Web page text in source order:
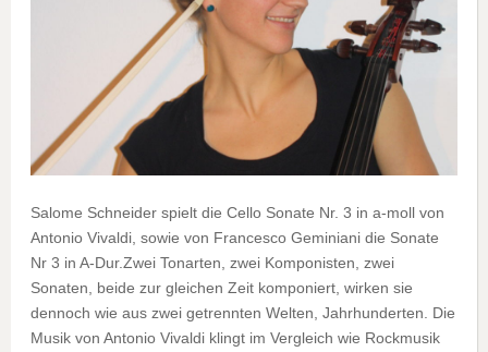
Salome Schneider spielt die Cello Sonate Nr. 3 in a-moll von
Antonio Vivaldi, sowie von Francesco Geminiani die Sonate
Nr 3 in A-Dur.Zwei Tonarten, zwei Komponisten, zwei
Sonaten, beide zur gleichen Zeit komponiert, wirken sie
dennoch wie aus zwei getrennten Welten, Jahrhunderten. Die
Musik von Antonio Vivaldi klingt im Vergleich wie Rockmusik